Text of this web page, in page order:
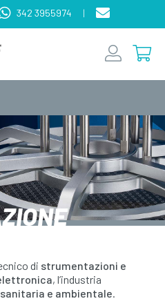
342 3955974 |
di strumentazioni e
, l’industria
e ambientale.